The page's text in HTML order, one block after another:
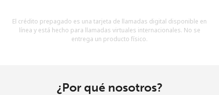
Mantente en contacto para recibir nuestras mejores
El crédito prepagado es una tarjeta de llamadas digital disponible en
línea y está hecho para llamadas virtuales internacionales. No se
entrega un producto físico.
¿Por qué nosotros?